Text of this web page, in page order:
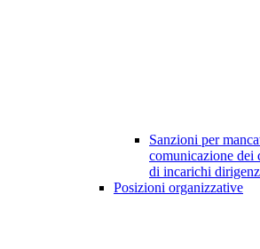
Sanzioni per
comunicazione dei
di incarichi
Posizioni organizzative